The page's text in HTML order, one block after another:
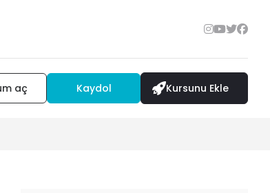
aç Kaydol Kursunu Ekle